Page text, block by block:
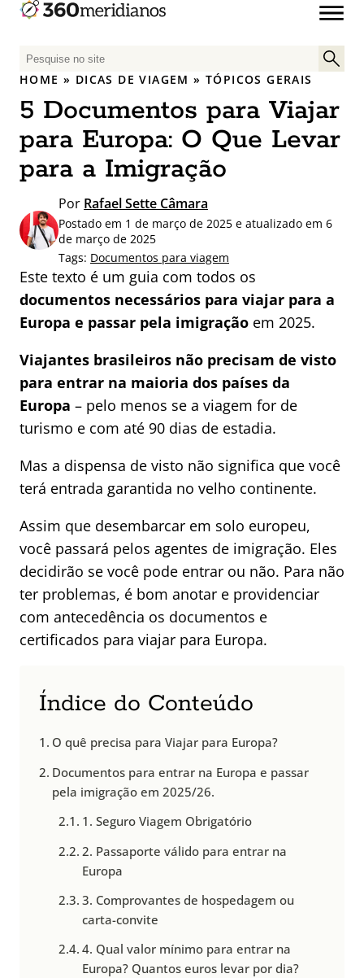
P
e
q
u
i
s
p
o
r
:
HOME » DICAS DE VIAGEM »TÓPICOS GERAIS
5 Documentos para Viajar
para Europa: O Que Levar
para a Imigração
Por Rafael Sette Câmara
Postado em 1 de março de 2025 e atualizado em 6
de março de 2025
Tags: Documentos para viagem
Este texto é um guia com todos os
documentos necessários para viajar para a
Europa e passar pela imigração em 2025.
Viajantes brasileiros não precisam de visto
para entrar na maioria dos países da
Europa – pelo menos se a viagem for de
turismo e com até 90 dias de estadia.
Mas a dispensa de visto não significa que você
terá entrada garantida no velho continente.
Assim que desembarcar em solo europeu,
você passará pelos agentes de imigração. Eles
decidirão se você pode entrar ou não. Para não
ter problemas, é bom anotar e providenciar
com antecedência os documentos e
certificados para viajar para Europa.
Índice do Conteúdo
O quê precisa para Viajar para Europa?
Documentos para entrar na Europa e passar
pela imigração em 2025/26.
1. Seguro Viagem Obrigatório
2. Passaporte válido para entrar na
Europa
3. Comprovantes de hospedagem ou
carta-convite
4. Qual valor mínimo para entrar na
Europa? Quantos euros levar por dia?